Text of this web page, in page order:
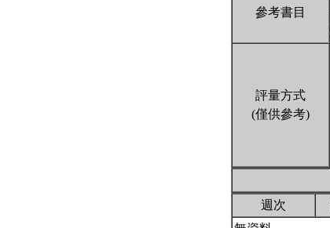
參考書目
評量方式
(僅供參考)
週次